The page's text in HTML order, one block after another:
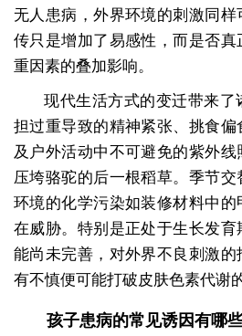
无人患病，外界环境的刺激同
传只是增加了易感性，而是否
重因素的叠加影响。
现代生活方式的变迁带来了
担过重导致的精神紧张、挑食
及户外活动中不可避免的紫外
压垮骆驼的后一根稻草。季节
环境的化学污染如装修材料中
在威胁。特别是正处于生长发
能尚未完善，对外界不良刺激
有不慎便可能打破皮肤色素代谢
孩子患病的常见诱因有哪